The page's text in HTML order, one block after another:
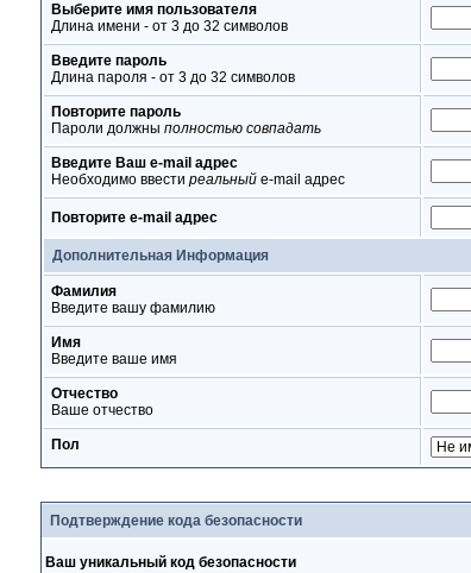
Выберите имя пользователя
Длина имени - от 3 до 32 символов
Введите пароль
Длина пароля - от 3 до 32 символов
Повторите пароль
Пароли должны полностью совпадать
Введите Ваш e-mail адрес
Необходимо ввести реальныйe-mail адрес
Повторите e-mail адрес
Дополнительная Информация
Фамилия
Введите вашу фамилию
Имя
Введите ваше имя
Отчество
Ваше отчество
Пол
Подтверждение кода безопасности
Ваш уникальный код безопасности